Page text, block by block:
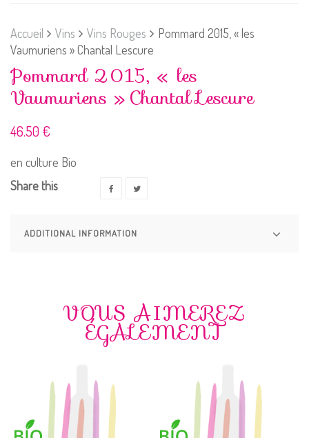
Accueil Vins Vins Rouges
Pommard 2015, « les
Vaumuriens » Chantal Lescure
Pommard 2015, « les
Vaumuriens » Chantal Lescure
46.50 €
en culture Bio
Share this
ADDITIONAL INFORMATION
VOUS AIMEREZ
ÉGALEMENT